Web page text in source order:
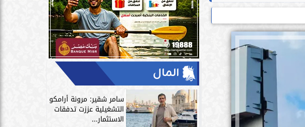
المال
سامر شقير: مرونة أرامكو
التشغيلية عززت تدفقات
الاستثمار...